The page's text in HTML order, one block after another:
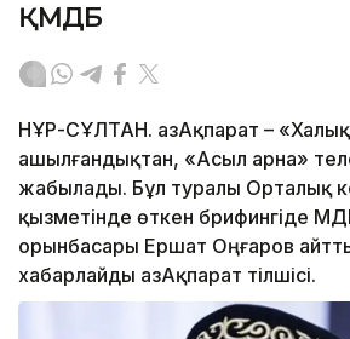
ҚМДБ
НҰР-СҰЛТАН. ҚазАқпарат –
ашылғандықтан, «Асыл арна»
жабылады. Бұл туралы Орталық
қызметінде өткен брифингіде
орынбасары Ершат Оңғаров
хабарлайды ҚазАқпарат тілшісі.